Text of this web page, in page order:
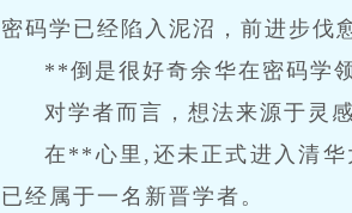
密码学已经陷入泥沼，前进步伐
**倒是很好奇余华在密码学
对学者而言，想法来源于灵
在**心里,还未正式进入清华
已经属于一名新晋学者。